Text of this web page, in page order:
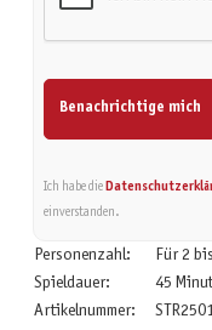
Benachrichtige mich
Ich habe die
einverstanden.
Personenzahl:
Für 2
Spieldauer:
45
Artikelnummer: